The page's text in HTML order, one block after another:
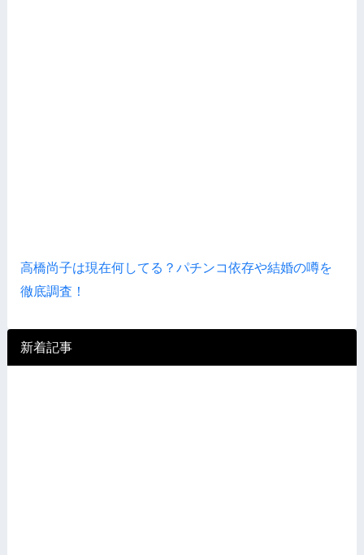
高橋尚子は現在何してる？パチンコ依存や結婚の噂を
徹底調査！
新着記事